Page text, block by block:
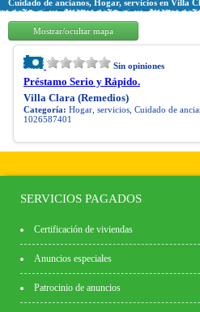
Cuidado de ancianos, Hogar, servicios en Villa
Mostrar/ocultar mapa
Sin opiniones
Préstamo Serio y Rápido.
Villa Clara (Remedios)
Categoría: Hogar, servicios, Cuidado de
1026587401
SERVICIOS PAGADOS
Certificación de viviendas
Anuncios especiales
Patrocinio de anuncios